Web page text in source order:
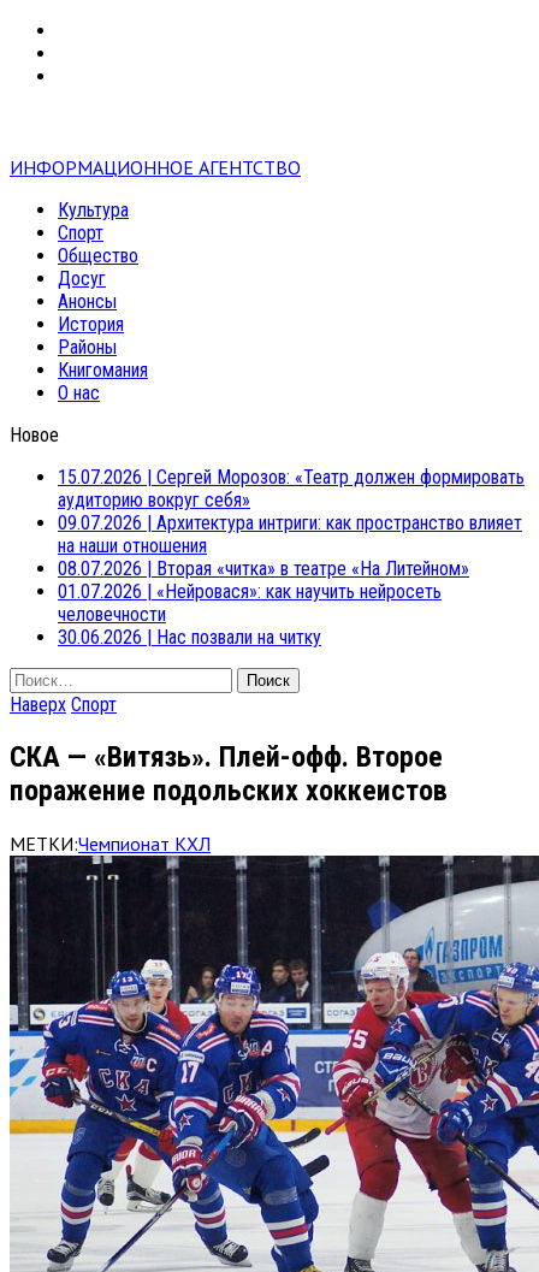
ИНФОРМАЦИОННОЕ АГЕНТСТВО
Культура
Спорт
Общество
Досуг
Анонсы
История
Районы
Книгомания
О нас
Новое
15.07.2026 | Сергей Морозов: «Театр должен формировать
аудиторию вокруг себя»
09.07.2026 | Архитектура интриги: как пространство влияет
на наши отношения
08.07.2026 | Вторая «читка» в театре «На Литейном»
01.07.2026 | «Нейровася»: как научить нейросеть
человечности
30.06.2026 | Нас позвали на читку
Найти:
Наверх Спорт
СКА — «Витязь». Плей-офф. Второе
поражение подольских хоккеистов
МЕТКИ:Чемпионат КХЛ